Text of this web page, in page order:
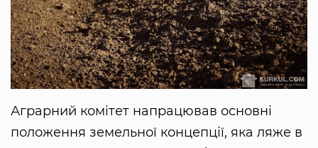
Аграрний комітет напрацював основні
положення земельної концепції, яка ляже в